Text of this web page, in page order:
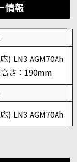
情報
) LN3 AGM70Ah
さ：190mm
) LN3 AGM70Ah